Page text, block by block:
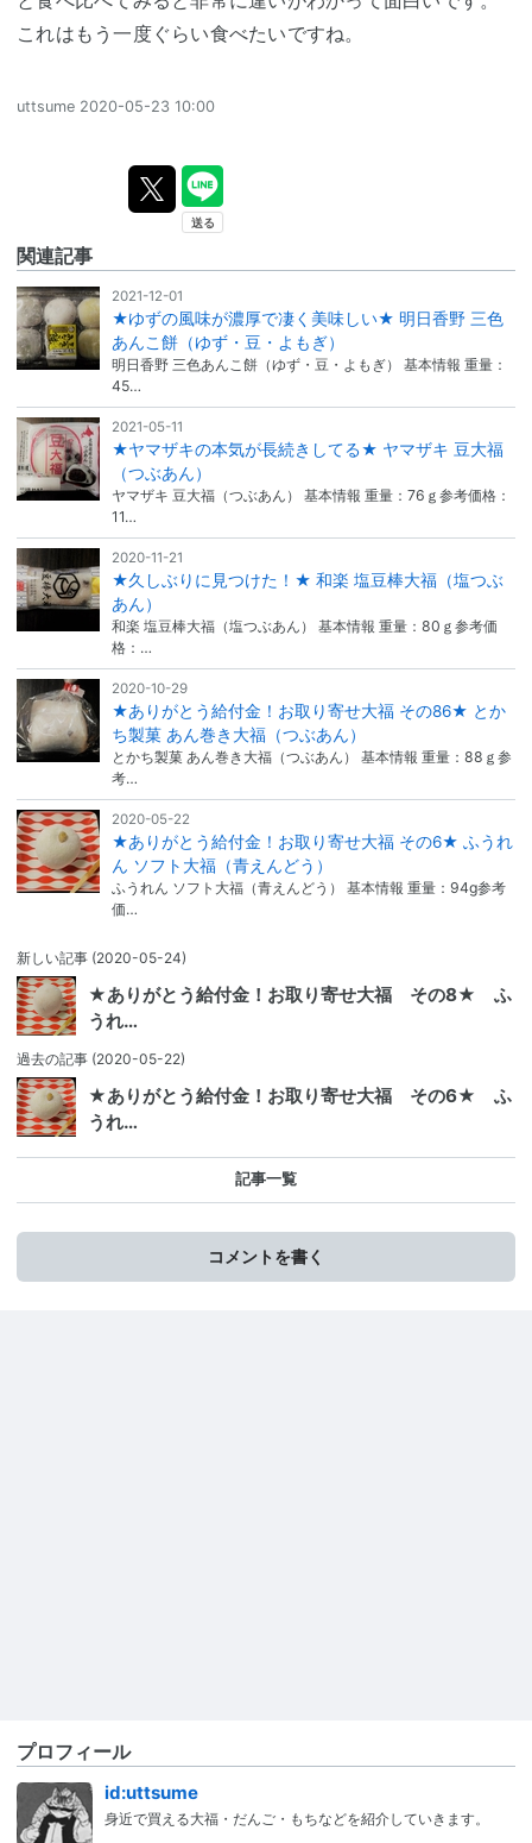
これはもう一度ぐらい食べたいですね。
uttsume 2020-05-23 10:00
関連記事
2021-12-01
★ゆずの風味が濃厚で凄く美味しい★ 明日香野 三色
あんこ餅（ゆず・豆・よもぎ）
明日香野 三色あんこ餅（ゆず・豆・よもぎ） 基本情報 重量：
45…
2021-05-11
★ヤマザキの本気が長続きしてる★ ヤマザキ 豆大福
（つぶあん）
ヤマザキ 豆大福（つぶあん） 基本情報 重量：76ｇ参考価格：
11…
2020-11-21
★久しぶりに見つけた！★ 和楽 塩豆棒大福（塩つぶ
あん）
和楽 塩豆棒大福（塩つぶあん） 基本情報 重量：80ｇ参考価
格：…
2020-10-29
★ありがとう給付金！お取り寄せ大福 その86★ とか
ち製菓 あん巻き大福（つぶあん）
とかち製菓 あん巻き大福（つぶあん） 基本情報 重量：88ｇ参
考…
2020-05-22
★ありがとう給付金！お取り寄せ大福 その6★ ふうれ
ん ソフト大福（青えんどう）
ふうれん ソフト大福（青えんどう） 基本情報 重量：94g参考
価…
新しい記事 (2020-05-24)
★ありがとう給付金！お取り寄せ大福 その8★ ふ
うれ…
過去の記事 (2020-05-22)
★ありがとう給付金！お取り寄せ大福 その6★ ふ
うれ…
記事一覧
コメントを書く
プロフィール
id:uttsume
身近で買える大福・だんご・もちなどを紹介していきます。